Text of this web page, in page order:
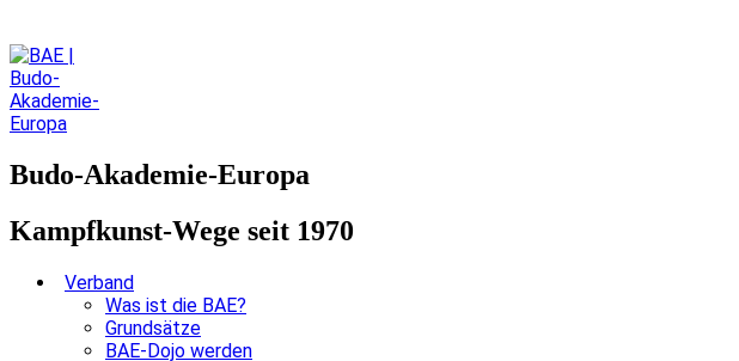
Budo-Akademie-Europa
Kampfkunst-Wege seit 1970
Verband
Was ist die BAE?
Grundsätze
BAE-Dojo werden